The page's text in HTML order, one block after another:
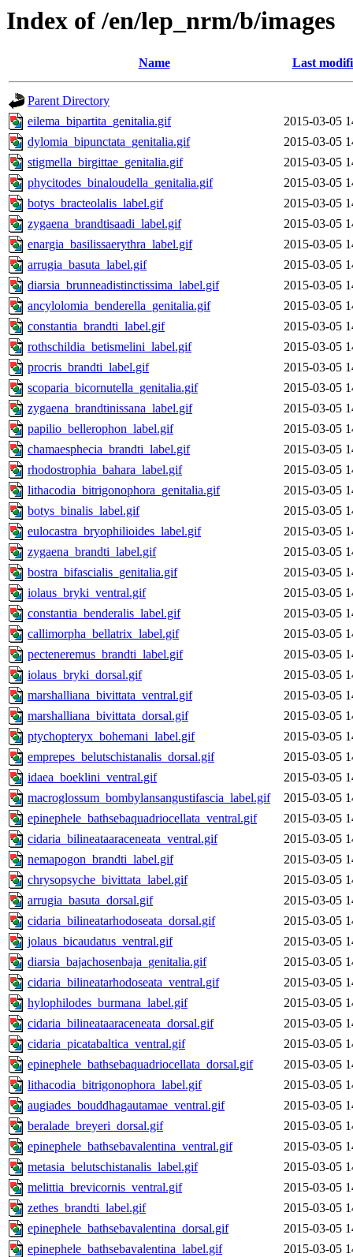
Index of /en/lep_nrm/b/images
Name Last
Parent Directory
eilema_bipartita_genitalia.gif
2015-03-05
dylomia_bipunctata_genitalia.gif
2015-03-05
stigmella_birgittae_genitalia.gif
2015-03-05
phycitodes_binaloudella_genitalia.gif
2015-03-05
botys_bracteolalis_label.gif
2015-03-05
zygaena_brandtisaadi_label.gif
2015-03-05
enargia_basilissaerythra_label.gif
2015-03-05
arrugia_basuta_label.gif
2015-03-05
diarsia_brunneadistinctissima_label.gif
2015-03-05
ancylolomia_benderella_genitalia.gif
2015-03-05
constantia_brandti_label.gif
2015-03-05
rothschildia_betismelini_label.gif
2015-03-05
procris_brandti_label.gif
2015-03-05
scoparia_bicornutella_genitalia.gif
2015-03-05
zygaena_brandtinissana_label.gif
2015-03-05
papilio_bellerophon_label.gif
2015-03-05
chamaesphecia_brandti_label.gif
2015-03-05
rhodostrophia_bahara_label.gif
2015-03-05
lithacodia_bitrigonophora_genitalia.gif
2015-03-05
botys_binalis_label.gif
2015-03-05
eulocastra_bryophilioides_label.gif
2015-03-05
zygaena_brandti_label.gif
2015-03-05
bostra_bifascialis_genitalia.gif
2015-03-05
iolaus_bryki_ventral.gif
2015-03-05
constantia_benderalis_label.gif
2015-03-05
callimorpha_bellatrix_label.gif
2015-03-05
pecteneremus_brandti_label.gif
2015-03-05
iolaus_bryki_dorsal.gif
2015-03-05
marshalliana_bivittata_ventral.gif
2015-03-05
marshalliana_bivittata_dorsal.gif
2015-03-05
ptychopteryx_bohemani_label.gif
2015-03-05
emprepes_belutschistanalis_dorsal.gif
2015-03-05
idaea_boeklini_ventral.gif
2015-03-05
macroglossum_bombylansangustifascia_label.gif
2015-03-05
epinephele_bathsebaquadriocellata_ventral.gif
2015-03-05
cidaria_bilineataaraceneata_ventral.gif
2015-03-05
nemapogon_brandti_label.gif
2015-03-05
chrysopsyche_bivittata_label.gif
2015-03-05
arrugia_basuta_dorsal.gif
2015-03-05
cidaria_bilineatarhodoseata_dorsal.gif
2015-03-05
jolaus_bicaudatus_ventral.gif
2015-03-05
diarsia_bajachosenbaja_genitalia.gif
2015-03-05
cidaria_bilineatarhodoseata_ventral.gif
2015-03-05
hylophilodes_burmana_label.gif
2015-03-05
cidaria_bilineataaraceneata_dorsal.gif
2015-03-05
cidaria_picatabaltica_ventral.gif
2015-03-05
epinephele_bathsebaquadriocellata_dorsal.gif
2015-03-05
lithacodia_bitrigonophora_label.gif
2015-03-05
augiades_bouddhagautamae_ventral.gif
2015-03-05
beralade_breyeri_dorsal.gif
2015-03-05
epinephele_bathsebavalentina_ventral.gif
2015-03-05
metasia_belutschistanalis_label.gif
2015-03-05
melittia_brevicornis_ventral.gif
2015-03-05
zethes_brandti_label.gif
2015-03-05
epinephele_bathsebavalentina_dorsal.gif
2015-03-05
epinephele_bathsebavalentina_label.gif
2015-03-05